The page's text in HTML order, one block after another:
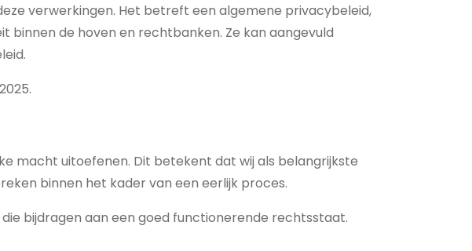
verwerkingen. Het betreft een algemene privacybeleid,
de hoven en rechtbanken. Ze kan aangevuld
macht uitoefenen. Dit betekent dat wij als belangrijkste
binnen het kader van een eerlijk proces.
bijdragen aan een goed functionerende rechtsstaat.